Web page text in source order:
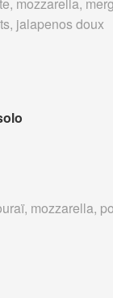
mozzarella,
jalapenos doux
mozzarella,